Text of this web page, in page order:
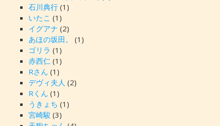
石川典行(1)
いたこ (1)
イグアナ (2)
あほの坂田。
(1)
ゴリラ (1)
赤西仁(1)
Rさん (1)
デヴィ夫人 (2)
Rくん (1)
うきょち (1)
宮崎駿 (3)